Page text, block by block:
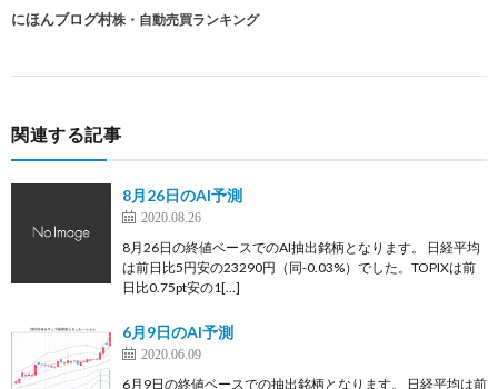
にほんブログ村株・自動売買ランキング
関連する記事
8月26日のAI予測
2020.08.26
8月26日の終値ベースでのAI抽出銘柄となります。 日経平均
は前日比5円安の23290円（同-0.03%）でした。TOPIXは前
日比0.75pt安の1[…]
6月9日のAI予測
2020.06.09
6月9日の終値ベースでの抽出銘柄となります。 日経平均は前